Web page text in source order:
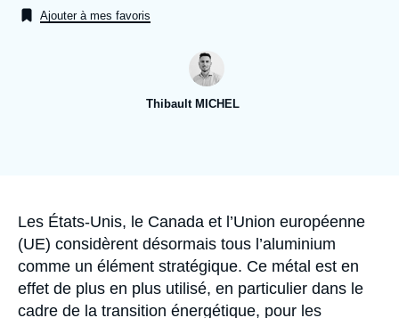
Se connecter
publication
Ajouter à mes favoris
Thibault MICHEL
Accroche
Les États-Unis, le Canada et l’Union européenne
(UE) considèrent désormais tous l’aluminium
comme un élément stratégique. Ce métal est en
effet de plus en plus utilisé, en particulier dans le
cadre de la transition énergétique, pour les